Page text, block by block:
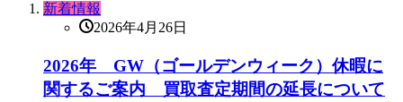
新着情報
2026年4月26日
2026年 GW（ゴールデンウィーク）休暇に
関するご案内 買取査定期間の延長について